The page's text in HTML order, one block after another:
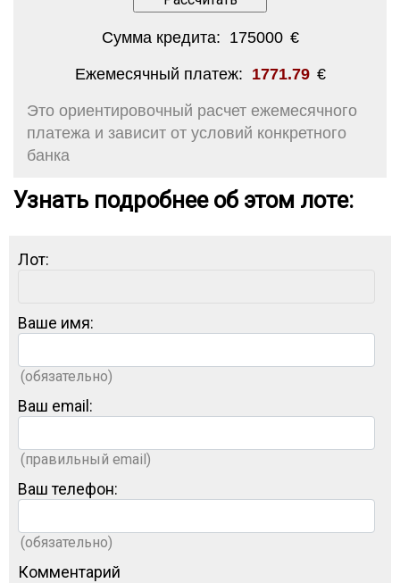
Сумма кредита: 175000 €
Ежемесячный платеж: 1771.79 €
Это ориентировочный расчет ежемесячного
платежа и зависит от условий конкретного
банка
Узнать подробнее об этом лоте:
Лот:
Ваше имя:
(обязательно)
Ваш email:
(правильный email)
Ваш телефон:
(обязательно)
Комментарий